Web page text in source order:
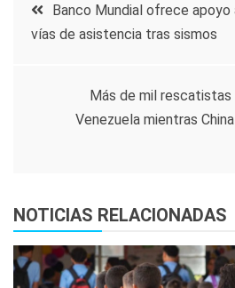
entradas
Banco Mundial ofrece apoyo
vías de asistencia tras sismos
Más de mil
Venezuela mientras
NOTICIAS RELACIONADAS